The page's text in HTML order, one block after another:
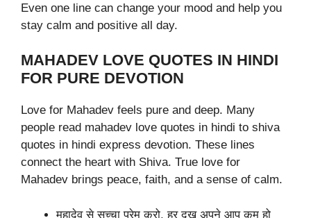
Even one line can change your mood and help you
stay calm and positive all day.
MAHADEV LOVE QUOTES IN HINDI
FOR PURE DEVOTION
Love for Mahadev feels pure and deep. Many
people read mahadev love quotes in hindi to shiva
quotes in hindi express devotion. These lines
connect the heart with Shiva. True love for
Mahadev brings peace, faith, and a sense of calm.
महादेव से सच्चा प्रेम करो, हर दुख अपने आप कम हो